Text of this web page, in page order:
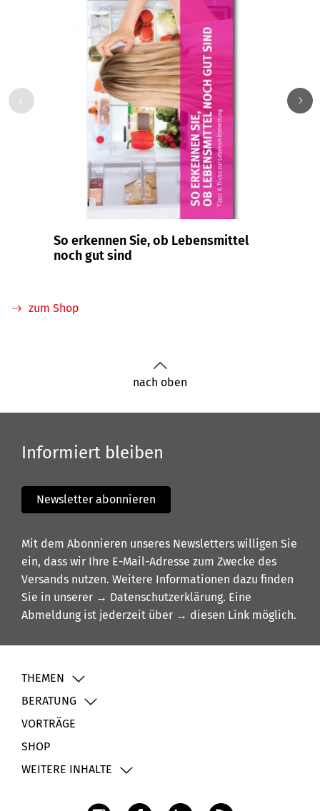
So erkennen Sie, ob Lebensmittel
noch gut sind
zum Shop
nach oben
Informiert bleiben
Newsletter abonnieren
Mit dem Abonnieren unseres Newsletters willigen Sie
ein, dass wir Ihre E-Mail-Adresse zum Zwecke des
Versands nutzen. Weitere Informationen dazu finden
Sie in unserer → Datenschutzerklärung. Eine
Abmeldung ist jederzeit über → diesen Link möglich.
THEMEN
BERATUNG
VORTRÄGE
SHOP
WEITERE INHALTE